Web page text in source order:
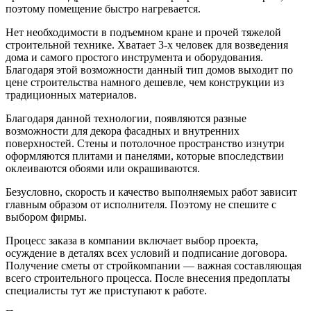
поэтому помещение быстро нагревается.
Нет необходимости в подъемном кране и прочей тяжелой
строительной технике. Хватает 3-х человек для возведения
дома и самого простого инструмента и оборудования.
Благодаря этой возможности данный тип домов выходит по
цене строительства намного дешевле, чем конструкции из
традиционных материалов.
Благодаря данной технологии, появляются разные
возможности для декора фасадных и внутренних
поверхностей. Стены и потолочное пространство изнутри
оформляются плитами и панелями, которые впоследствии
оклеиваются обоями или окрашиваются.
Безусловно, скорость и качество выполняемых работ зависит
главным образом от исполнителя. Поэтому не спешите с
выбором фирмы.
Процесс заказа в компании включает выбор проекта,
осуждение в деталях всех условий и подписание договора.
Получение сметы от стройкомпании — важная составляющая
всего строительного процесса. После внесения предоплаты
специалисты тут же приступают к работе.